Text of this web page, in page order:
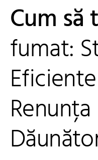
Cum să
fumat: